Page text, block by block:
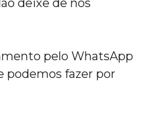
pelo WhatsApp
podemos fazer por